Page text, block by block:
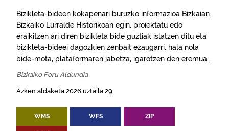
Bizikleta-bideen kokapenari buruzko informazioa Bizkaian.
Bizkaiko Lurralde Historikoan egin, proiektatu edo
eraikitzen ari diren bizikleta bide guztiak islatzen ditu eta
bizikleta-bideei dagozkien zenbait ezaugarri, hala nola
bide-mota, plataformaren jabetza, igarotzen den eremua...
Bizkaiko Foru Aldundia
Azken aldaketa 2026 uztaila 29
WMS WFS ZIP